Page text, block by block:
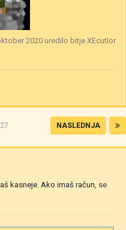
2020 uredilo bitje XEcutIor
NASLEDNJA
kasneje. Ako imaš račun, se